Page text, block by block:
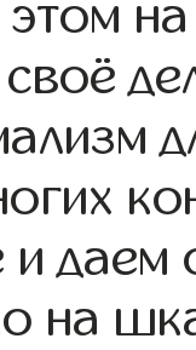
этом
и
на